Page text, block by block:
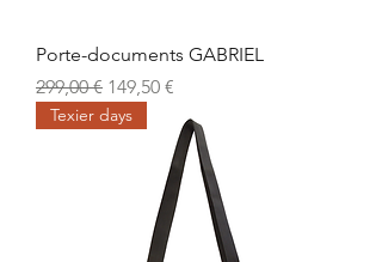
Porte-documents GABRIEL
Prix original
299,00 € Prix promotionnel
149,50 €
Texier days